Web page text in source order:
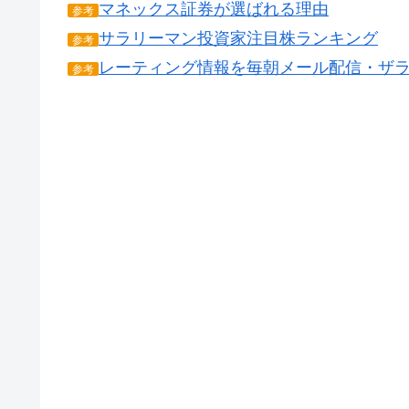
参考 マネックス証券が選ばれる理由
参考 サラリーマン投資家注目株ランキング
参考 レーティング情報を毎朝メール配信・ザ